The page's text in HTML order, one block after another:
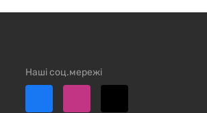
Наші соц.мережі